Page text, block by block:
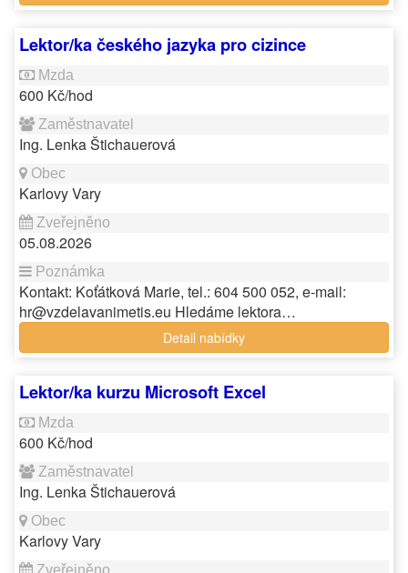
Lektor/ka českého jazyka pro cizince
600 Kč/hod
Ing. Lenka Štichauerová
Karlovy Vary
05.08.2026
Kontakt: Koťátková Marie, tel.: 604 500 052, e-mail:
hr@vzdelavanimetis.eu Hledáme lektora…
Detail nabídky
Lektor/ka kurzu Microsoft Excel
600 Kč/hod
Ing. Lenka Štichauerová
Karlovy Vary